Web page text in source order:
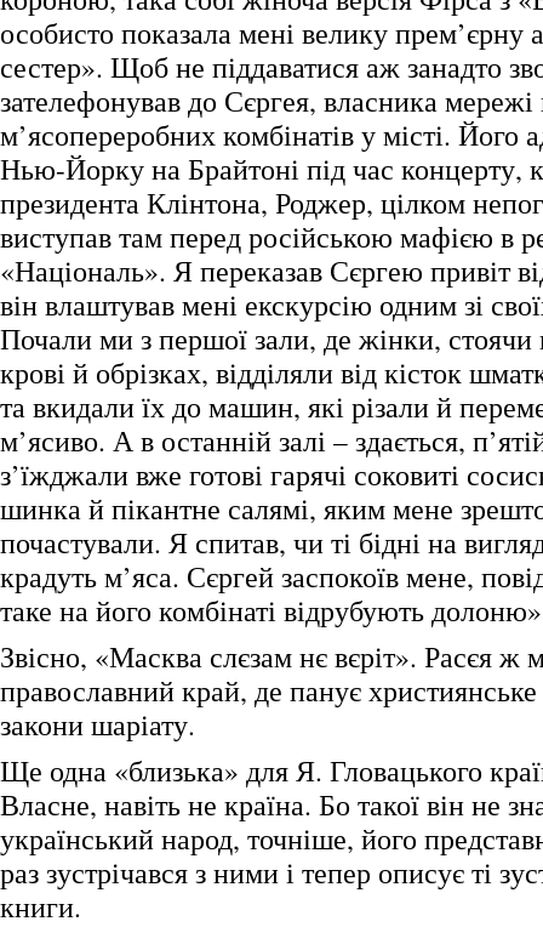
особисто показала мені велику прем’єрну
сестер». Щоб не піддаватися аж занадто
зателефонував до Сєргея, власника
м’ясопереробних комбінатів у місті. Його
Нью-Йорку на Брайтоні під час концерту,
президента Клінтона, Роджер, цілком
виступав там перед російською мафією в
«Національ». Я переказав Сєргею привіт
він влаштував мені екскурсію одним зі
Почали ми з першої зали, де жінки, стоячи
крові й обрізках, відділяли від кісток
та вкидали їх до машин, які різали й
м’ясиво. А в останній залі – здається,
з’їжджали вже готові гарячі соковиті
шинка й пікантне салямі, яким мене
почастували. Я спитав, чи ті бідні на
крадуть м’яса. Сєргей заспокоїв мене,
таке на його комбінаті відрубують
Звісно, «Масква слєзам нє вєріт». Расєя ж
православний край, де панує
закони шаріату.
Ще одна «близька» для Я. Гловацького
Власне, навіть не країна. Бо такої він не
український народ, точніше, його
раз зустрічався з ними і тепер описує ті
книги.